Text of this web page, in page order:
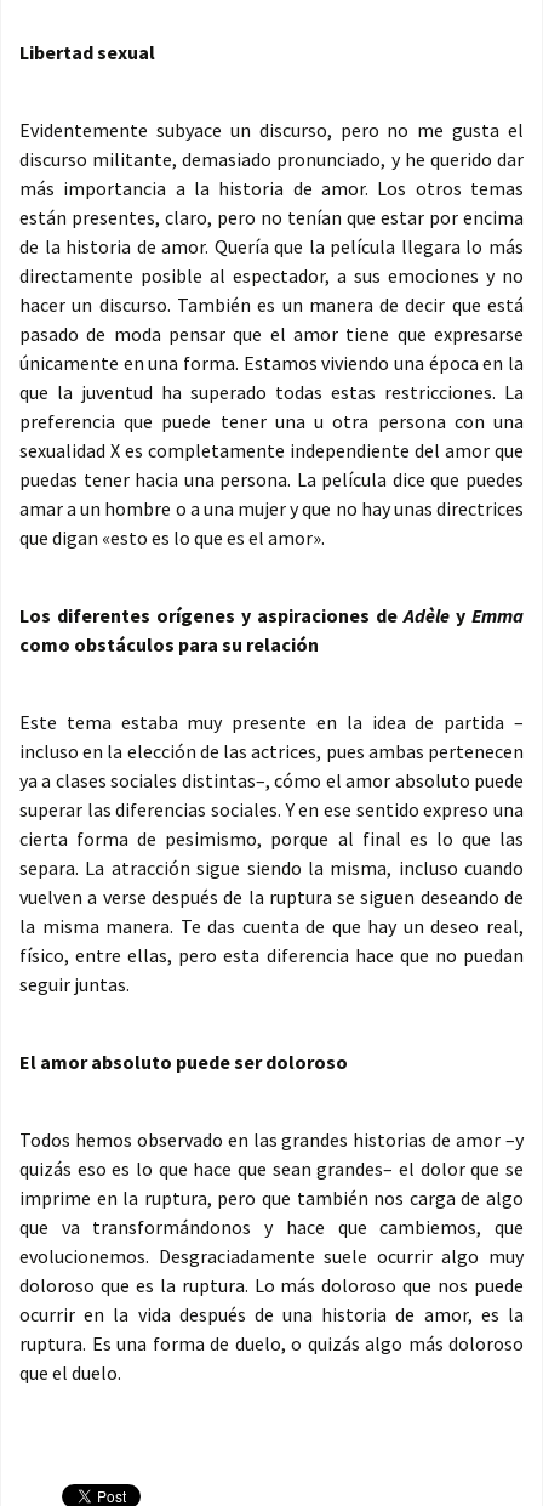
Libertad sexual
Evidentemente subyace un discurso, pero no me gusta el
discurso militante, demasiado pronunciado, y he querido dar
más importancia a la historia de amor. Los otros temas
están presentes, claro, pero no tenían que estar por encima
de la historia de amor. Quería que la película llegara lo más
directamente posible al espectador, a sus emociones y no
hacer un discurso. También es un manera de decir que está
pasado de moda pensar que el amor tiene que expresarse
únicamente en una forma. Estamos viviendo una época en la
que la juventud ha superado todas estas restricciones. La
preferencia que puede tener una u otra persona con una
sexualidad X es completamente independiente del amor que
puedas tener hacia una persona. La película dice que puedes
amar a un hombre o a una mujer y que no hay unas directrices
que digan «esto es lo que es el amor».
Los diferentes orígenes y aspiraciones deAdèle y Emma
como obstáculos para su relación
Este tema estaba muy presente en la idea de partida –
incluso en la elección de las actrices, pues ambas pertenecen
ya a clases sociales distintas–, cómo el amor absoluto puede
superar las diferencias sociales. Y en ese sentido expreso una
cierta forma de pesimismo, porque al final es lo que las
separa. La atracción sigue siendo la misma, incluso cuando
vuelven a verse después de la ruptura se siguen deseando de
la misma manera. Te das cuenta de que hay un deseo real,
físico, entre ellas, pero esta diferencia hace que no puedan
seguir juntas.
El amor absoluto puede ser doloroso
Todos hemos observado en las grandes historias de amor –y
quizás eso es lo que hace que sean grandes– el dolor que se
imprime en la ruptura, pero que también nos carga de algo
que va transformándonos y hace que cambiemos, que
evolucionemos. Desgraciadamente suele ocurrir algo muy
doloroso que es la ruptura. Lo más doloroso que nos puede
ocurrir en la vida después de una historia de amor, es la
ruptura. Es una forma de duelo, o quizás algo más doloroso
que el duelo.